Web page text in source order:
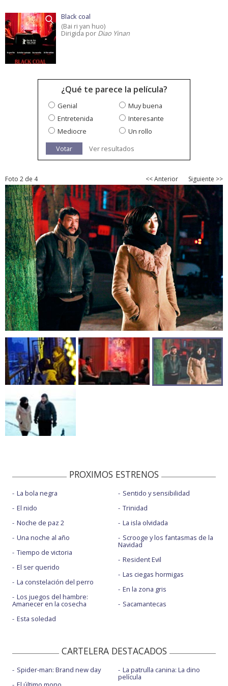
Black coal
(Bai ri yan huo)
Dirigida por Diao Yinan
¿Qué te parece la película?
Genial
Muy buena
Entretenida
Interesante
Mediocre
Un rollo
Votar
Ver resultados
Foto 2 de 4 << Anterior Siguiente >>
PROXIMOS ESTRENOS
La bola negra
El nido
Noche de paz 2
Una noche al año
Tiempo de victoria
El ser querido
La constelación del perro
Los juegos del hambre:
Amanecer en la cosecha
Esta soledad
Sentido y sensibilidad
Trinidad
La isla olvidada
Scrooge y los fantasmas de la
Navidad
Resident Evil
Las ciegas hormigas
En la zona gris
Sacamantecas
CARTELERA DESTACADOS
Spider-man: Brand new day
La patrulla canina: La dino
película